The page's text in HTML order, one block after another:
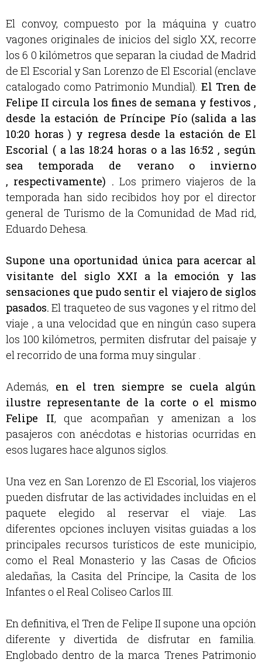
El convoy, compuesto por la máquina y cuatro
vagones originales de inicios del siglo XX, recorre
los 6 0 kilómetros que separan la ciudad de Madrid
de El Escorial y San Lorenzo de El Escorial (enclave
catalogado como Patrimonio Mundial). El Tren de
Felipe II circula los fines de semana y festivos ,
desde la estación de Príncipe Pío (salida a las
10:20 horas ) y regresa desde la estación de El
Escorial ( a las 18:24 horas o a las 16:52 , según
sea temporada de verano o invierno
, respectivamente) . Los primero viajeros de la
temporada han sido recibidos hoy por el director
general de Turismo de la Comunidad de Mad rid,
Eduardo Dehesa.
Supone una oportunidad única para acercar al
visitante del siglo XXI a la emoción y las
sensaciones que pudo sentir el viajero de siglos
pasados. El traqueteo de sus vagones y el ritmo del
viaje , a una velocidad que en ningún caso supera
los 100 kilómetros, permiten disfrutar del paisaje y
el recorrido de una forma muy singular .
Además, en el tren siempre se cuela algún
ilustre representante de la corte o el mismo
Felipe II, que acompañan y amenizan a los
pasajeros con anécdotas e historias ocurridas en
esos lugares hace algunos siglos.
Una vez en San Lorenzo de El Escorial, los viajeros
pueden disfrutar de las actividades incluidas en el
paquete elegido al reservar el viaje. Las
diferentes opciones incluyen visitas guiadas a los
principales recursos turísticos de este municipio,
como el Real Monasterio y las Casas de Oficios
aledañas, la Casita del Príncipe, la Casita de los
Infantes o el Real Coliseo Carlos III.
En definitiva, el Tren de Felipe II supone una opción
diferente y divertida de disfrutar en familia.
Englobado dentro de la marca Trenes Patrimonio